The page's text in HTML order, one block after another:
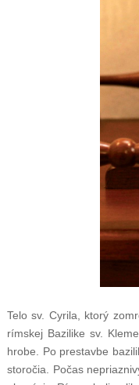
Telo sv. Cyrila, ktorý
rímskej Bazilike sv.
hrobe. Po prestavbe
storočia. Počas